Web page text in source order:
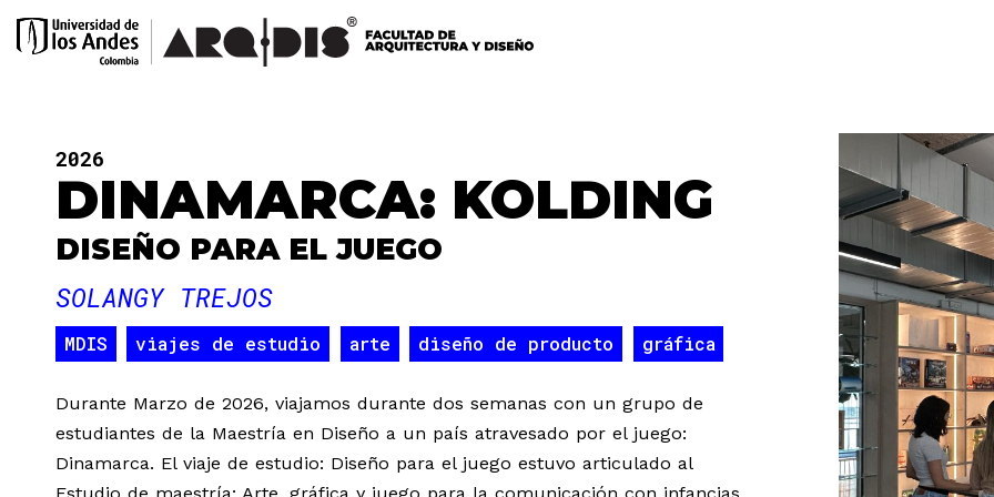
2026
DINAMARCA: KOLDING
DISEÑO PARA EL JUEGO
SOLANGY TREJOS
MDIS viajes de estudio arte diseño de producto gráfica
Durante Marzo de 2026, viajamos durante dos semanas con un grupo de
estudiantes de la Maestría en Diseño a un país atravesado por el juego:
Dinamarca. El viaje de estudio: Diseño para el juego estuvo articulado al